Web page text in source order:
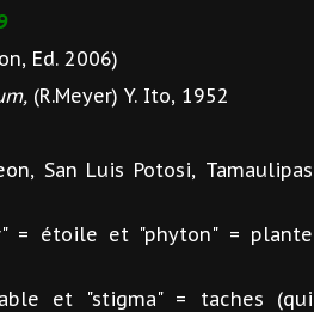
Ed. 2006)
(R.Meyer) Y. Ito, 1952
San Luis Potosi, Tamaulipas
= étoile et "phyton" = plante
et "stigma" = taches (qui